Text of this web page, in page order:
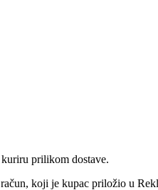
prilikom dostave.
koji je kupac priložio u